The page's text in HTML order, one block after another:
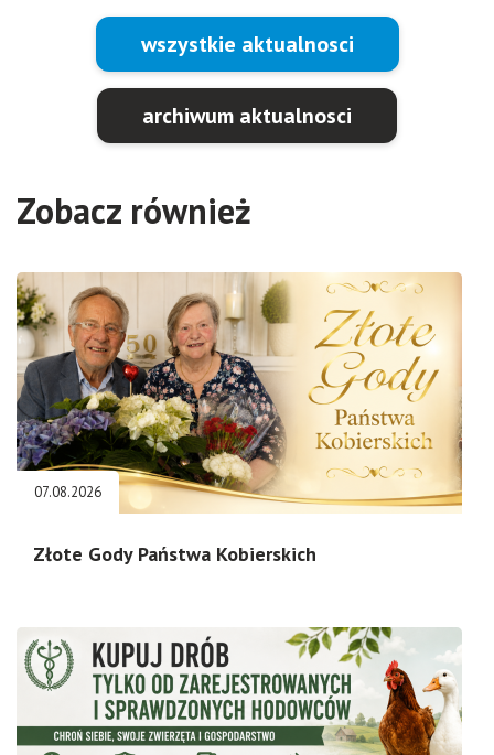
wszystkie aktualnosci
archiwum aktualnosci
Zobacz również
07.08.2026
Złote Gody Państwa Kobierskich